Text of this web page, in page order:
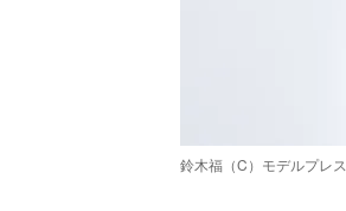
鈴木福（C）モデルプレス